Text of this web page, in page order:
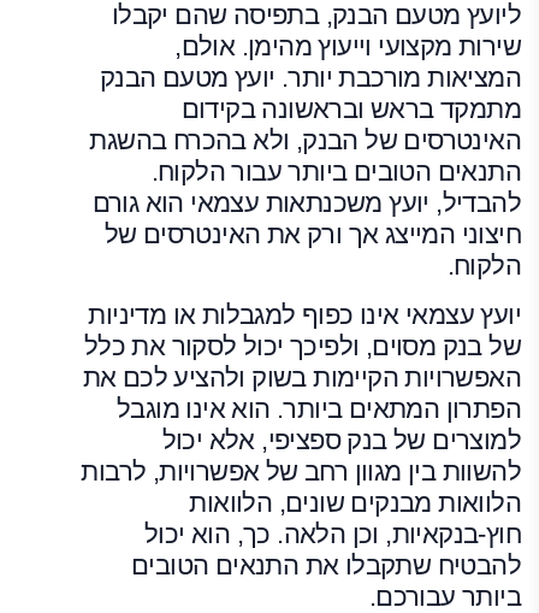
ליועץ מטעם הבנק, בתפיסה שהם יקבלו
שירות מקצועי וייעוץ מהימן. אולם,
המציאות מורכבת יותר. יועץ מטעם הבנק
מתמקד בראש ובראשונה בקידום
האינטרסים של הבנק, ולא בהכרח בהשגת
התנאים הטובים ביותר עבור הלקוח.
להבדיל, יועץ משכנתאות עצמאי הוא גורם
חיצוני המייצג אך ורק את האינטרסים של
הלקוח.
יועץ עצמאי אינו כפוף למגבלות או מדיניות
של בנק מסוים, ולפיכך יכול לסקור את כלל
האפשרויות הקיימות בשוק ולהציע לכם את
הפתרון המתאים ביותר. הוא אינו מוגבל
למוצרים של בנק ספציפי, אלא יכול
להשוות בין מגוון רחב של אפשרויות, לרבות
הלוואות מבנקים שונים, הלוואות
חוץ-בנקאיות, וכן הלאה. כך, הוא יכול
להבטיח שתקבלו את התנאים הטובים
ביותר עבורכם.